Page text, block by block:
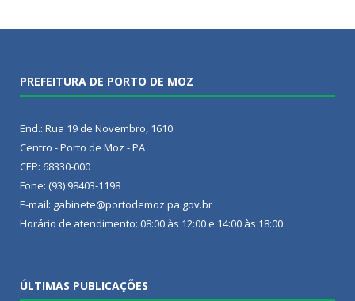
PREFEITURA DE PORTO DE MOZ
End.: Rua 19 de Novembro, 1610
Centro - Porto de Moz - PA
CEP: 68330-000
Fone: (93) 98403-1198
E-mail: gabinete@portodemoz.pa.gov.br
Horário de atendimento: 08:00 às 12:00 e 14:00 às 18:00
ÚLTIMAS PUBLICAÇÕES